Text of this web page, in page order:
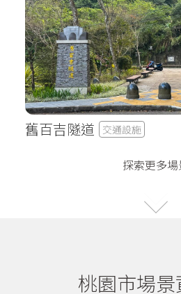
舊百吉隧道 交通設施
探索更多場
桃園市場